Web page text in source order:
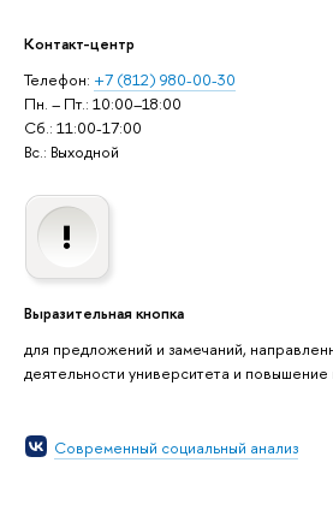
Контакт-центр
Телефон: +7 (812) 980-00-30
Пн. – Пт.: 10:00–18:00
Сб.: 11:00-17:00
Вс.: Выходной
Выразительная кнопка
для предложений и замечаний,
деятельности университета и повышение
Современный социальный анализ